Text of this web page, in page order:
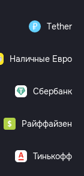
Tether
Наличные Евро
Сбербанк
Райффайзен
Тинькофф